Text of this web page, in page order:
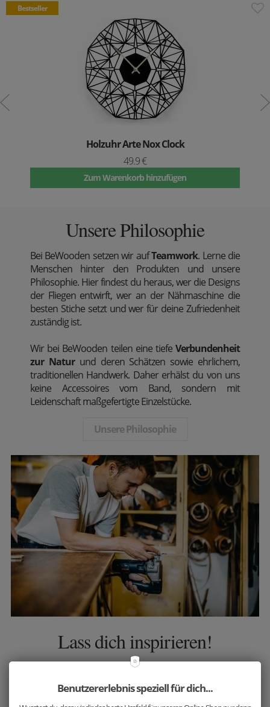
Bestseller
Holzuhr Arte Nox Clock
49.9 €
Zum Warenkorb hinzufügen
Unsere Philosophie
Bei BeWooden setzen wir aufTeamwork. Lerne die
Menschen hinter den Produkten und unsere
Philosophie. Hier findest du heraus, wer die Designs
der Fliegen entwirft, wer an der Nähmaschine die
besten Stiche setzt und wer für deine Zufriedenheit
zuständig ist.
Wir bei BeWooden teilen eine tiefe Verbundenheit
zur Naturund deren Schätzen sowie ehrlichem,
traditionellen Handwerk. Daher erhälst du von uns
keine Accessoires vom Band, sondern mit
Leidenschaft maßgefertigte Einzelstücke.
Unsere Philosophie
Lass dich inspirieren!
Viele unserer handgefertigten Accessoires
passenden Holzarten großartig miteinander.
Benutzererlebnis speziell für dich...